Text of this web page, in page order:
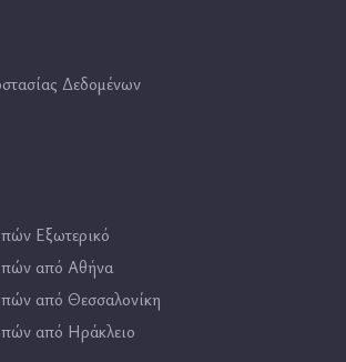
Δεδομένων
Εξωτερικό
από Αθήνα
από Θεσσαλονίκη
από Ηράκλειο